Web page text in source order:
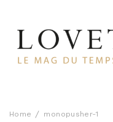
Home monopusher-1